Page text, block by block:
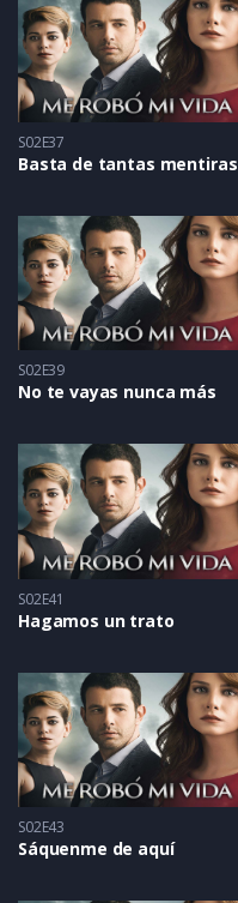
S02E37
Basta de tantas mentiras
S02E39
No te vayas nunca más
S02E41
Hagamos un trato
S02E43
Sáquenme de aquí